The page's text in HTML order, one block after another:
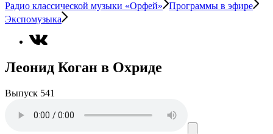
Радио классической музыки «Орфей»
Программы в эфире
Экспомузыка
Леонид Коган в Охриде
Выпуск 541